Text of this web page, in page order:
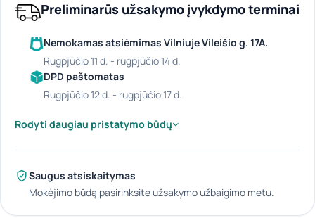
Preliminarūs užsakymo įvykdymo terminai
Nemokamas atsiėmimas Vilniuje Vileišio g. 17A.
rugpjūčio 11 d. - rugpjūčio 14 d.
DPD paštomatas
rugpjūčio 12 d. - rugpjūčio 17 d.
Rodyti daugiau pristatymo būdų
Saugus atsiskaitymas
Mokėjimo būdą pasirinksite užsakymo užbaigimo metu.